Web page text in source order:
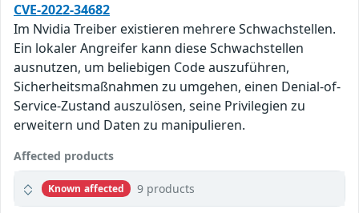
CVE-2022-34682
Im Nvidia Treiber existieren mehrere Schwachstellen.
Ein lokaler Angreifer kann diese Schwachstellen
ausnutzen, um beliebigen Code auszuführen,
Sicherheitsmaßnahmen zu umgehen, einen Denial-of-
Service-Zustand auszulösen, seine Privilegien zu
erweitern und Daten zu manipulieren.
Affected products
Known affected 9 products